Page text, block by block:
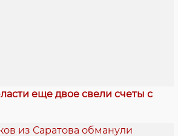
еще двое свели счеты с